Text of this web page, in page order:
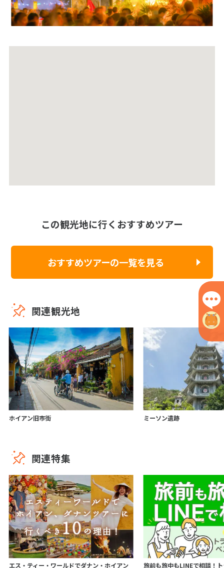
この観光地に行くおすすめツアー
おすすめツアーの一覧を見る
関連観光地
ホイアン旧市街 ミーソン遺跡
関連特集
エス・ティー・ワールドでダナン・ホイアン
旅前も旅中もLINEで相談！